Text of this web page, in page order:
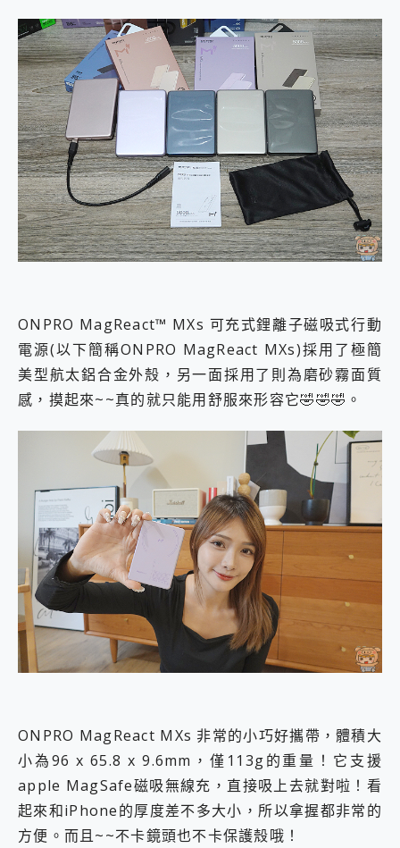
ONPRO MagReact™ MXs 可充式鋰離子磁吸式行動
電源(以下簡稱ONPRO MagReact MXs)採用了極簡
美型航太鋁合金外殼，另一面採用了則為磨砂霧面質
感，摸起來~~真的就只能用舒服來形容它🤣🤣🤣。
ONPRO MagReact MXs 非常的小巧好攜帶，體積大
小為96 x 65.8 x 9.6mm，僅113g的重量！它支援
apple MagSafe磁吸無線充，直接吸上去就對啦！看
起來和iPhone的厚度差不多大小，所以拿握都非常的
方便。而且~~不卡鏡頭也不卡保護殼哦！